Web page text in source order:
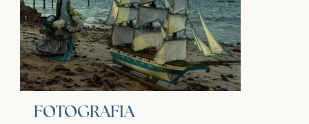
FOTOGRAFIA